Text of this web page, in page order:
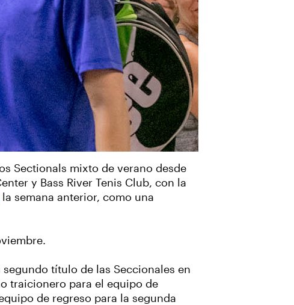
Sectionals mixto de verano desde
y Bass River Tenis Club, con la
la semana anterior, como una
título de las Seccionales en
traicionero para el equipo de
de regreso para la segunda